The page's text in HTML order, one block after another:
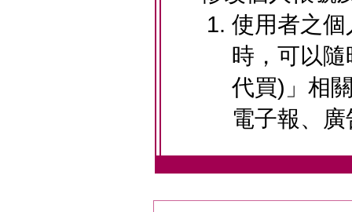
使用者之
時，可以
代買)」相
電子報、